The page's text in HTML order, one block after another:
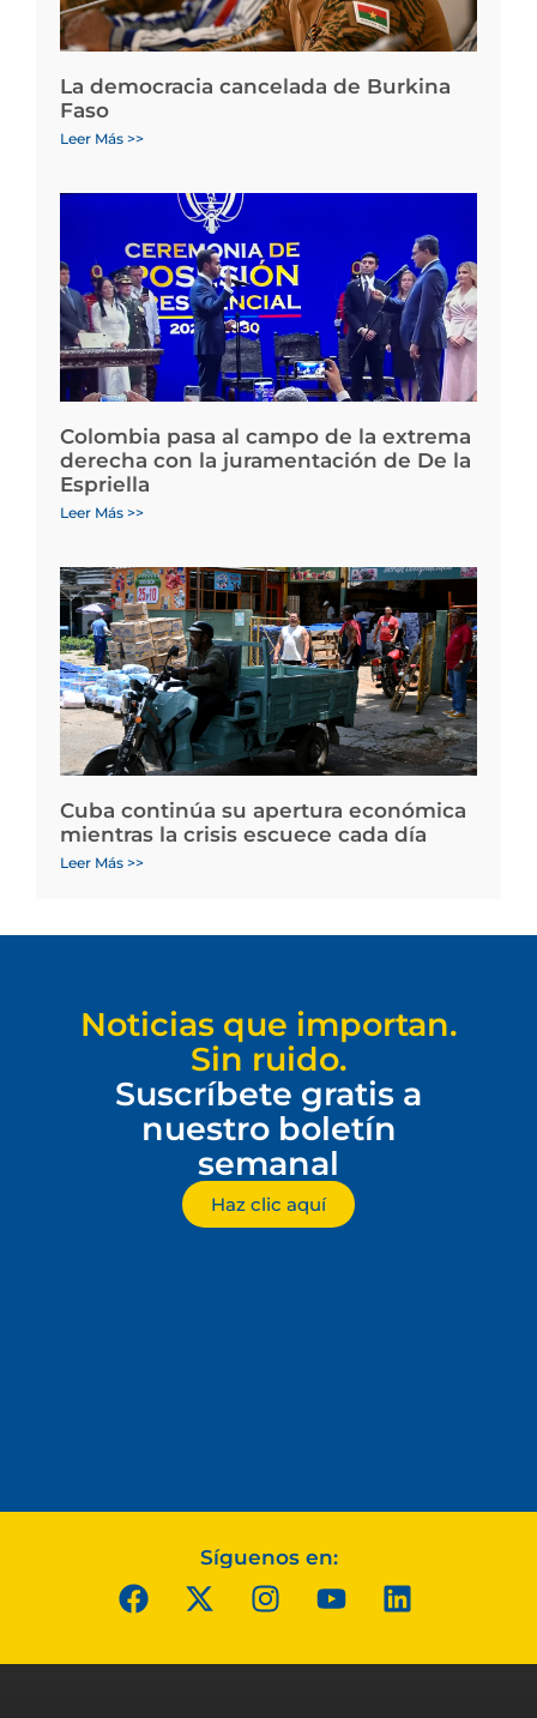
La democracia cancelada de Burkina
Faso
Leer Más >>
Colombia pasa al campo de la extrema
derecha con la juramentación de De la
Espriella
Leer Más >>
Cuba continúa su apertura económica
mientras la crisis escuece cada día
Leer Más >>
Noticias que importan.
Sin ruido.
Suscríbete gratis a
nuestro boletín
semanal
Haz clic aquí
Síguenos en: